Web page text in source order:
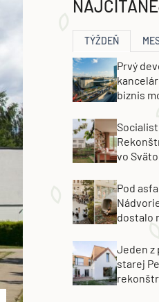
TÝŽDEŇ
Prvý
biznis
vo
Pod
dostalo
Jeden z
starej